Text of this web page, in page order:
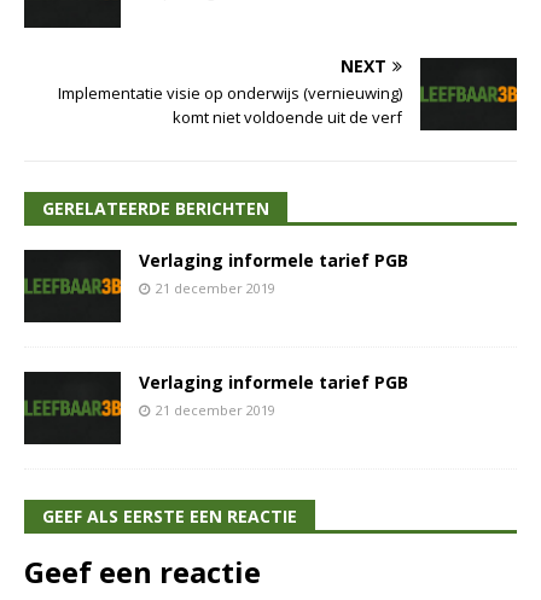
NEXT
Implementatie visie op onderwijs (vernieuwing)
komt niet voldoende uit de verf
GERELATEERDE BERICHTEN
Verlaging informele tarief PGB
21 december 2019
Verlaging informele tarief PGB
21 december 2019
GEEF ALS EERSTE EEN REACTIE
Geef een reactie